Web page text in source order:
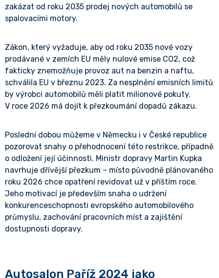
zakázat od roku 2035 prodej nových automobilů se
spalovacími motory.
Zákon, který vyžaduje, aby od roku 2035 nové vozy
prodávané v zemích EU měly nulové emise CO2, což
fakticky znemožňuje provoz aut na benzin a naftu,
schválila EU v březnu 2023. Za nesplnění emisních limitů
by výrobci automobilů měli platit milionové pokuty.
V roce 2026 má dojít k přezkoumání dopadů zákazu.
Poslední dobou můžeme v Německu i v České republice
pozorovat snahy o přehodnocení této restrikce, případně
o odložení její účinnosti. Ministr dopravy Martin Kupka
navrhuje dřívější přezkum – místo původně plánovaného
roku 2026 chce opatření revidovat už v příštím roce.
Jeho motivací je především snaha o udržení
konkurenceschopnosti evropského automobilového
průmyslu, zachování pracovních míst a zajištění
dostupnosti dopravy.
Autosalon Paříž 2024 jako